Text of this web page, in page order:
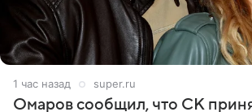
1 час назад super.ru
Омаров сообщил, что СК